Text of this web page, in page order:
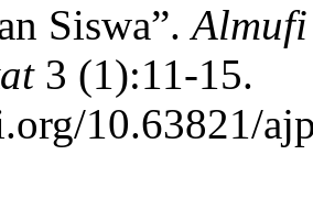
Siswa”.
3 (1):11-15.
10.63821/